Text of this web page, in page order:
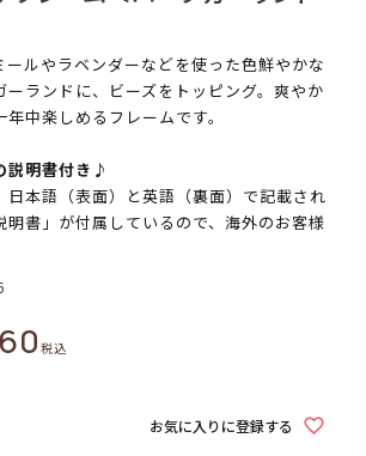
ールやラベンダーなどを使った色鮮やかな
ーランドに、ビーズをトッピング。爽やか
中楽しめるフレームです。
説明書付き♪
日本語（表面）と英語（裏面）で記載され
明書」が付属しているので、海外のお客様
税込
お気に入りに登録する